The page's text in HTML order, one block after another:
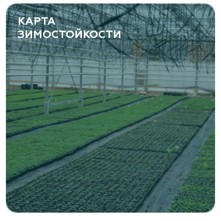
www.yoly-paly.ru
«ВЕНЕВ» питомник растений
Тульская область, Венёвский р-н, село
Борщевое, улица Лесная, д. 13
8 963 224 87 99
https://www.venev1.ru/
«ВЕНЕВ» питомник растений
Тульская область, Венёвский р-н, село
Борщевое, улица Лесная, д. 13
8 963 224 87 99
https://www.venev1.ru/
КАРТА
ЗИМОСТОЙКОСТИ